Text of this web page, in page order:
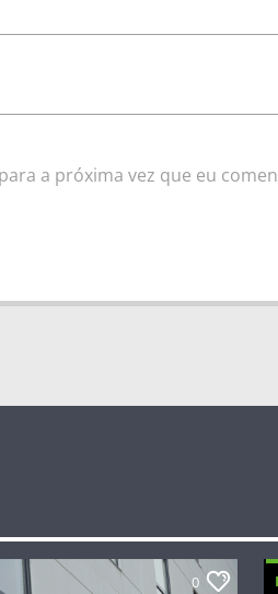
a próxima vez que eu
0